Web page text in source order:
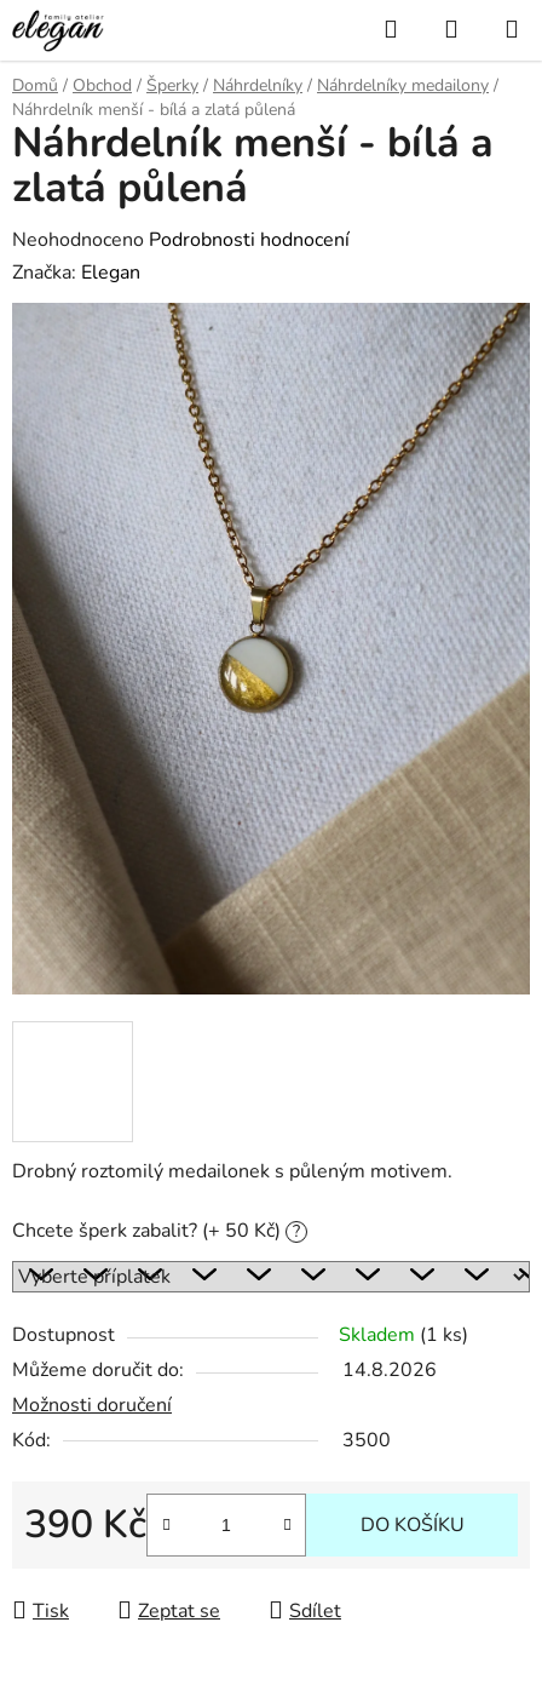
Přejít
na
obsah
Hledat
KOŠÍK
Domů / Obchod / Šperky / Náhrdelníky / Náhrdelníky medailony /
Náhrdelník menší - bílá a zlatá půlená
Drobný roztomilý medailonek s půleným motivem.
Chcete šperk zabalit? (+ 50 Kč) ?
Dostupnost Skladem (1 ks)
Můžeme doručit do:
14.8.2026
Možnosti doručení
Kód:
3500
390 Kč DO KOŠÍKU
Tisk Zeptat se Sdílet
Náhrdelník menší - bílá a
zlatá půlená
Průměrné
hodnocení
produktu
hvězdiček.
Neohodnoceno Podrobnosti hodnocení
Značka: Elegan